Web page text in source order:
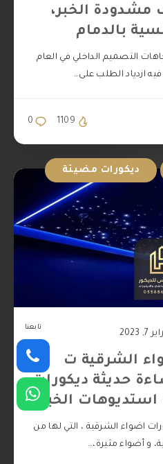
الخبر،
بالدمام
التصميم الداخلي في العام
0 1109
ديكورات مضيئة
2023
الشرقية ت
اضاءة حديثة ديكورات
الخبر
اضواء الشرقية ، التي لها من
و أضواء مثيرة،…
تابعنا